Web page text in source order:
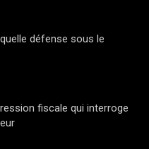
défense sous le
fiscale qui interroge